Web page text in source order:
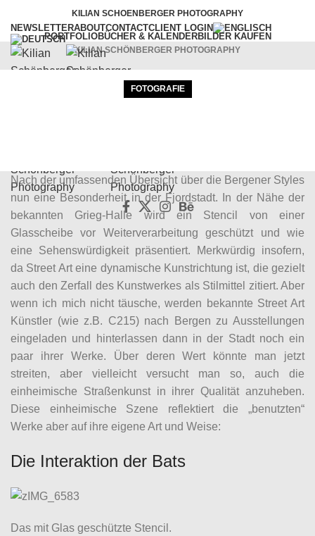
KILIAN SCHOENBERGER PHOTOGRAPHY
NEWSLETTERABOUTCONTACTCLIENT LOGIN
KILIAN SCHÖNBERGER PHOTOGRAPHY
PORTFOLIOBÜCHER & KALENDERBILDER KAUFEN
FOTOGRAFIE
Nach der umfassenden Übersicht über die Bergener Styles
nun eine Besonderheit in der Fjordstadt. In der Nähe der
bekannten Grieg-Halle wird ein Stencil von einer
Glasscheibe vor Weiterverarbeitung geschützt und wie
eine Sehenswürdigkeit präsentiert. Merkwürdig insofern,
da Street Art eine dynamische Kunstrichtung ist, die gezielt
auch den Zerfall des Kunstwerkes als Stilmittel zitiert. Aber
wenn ich mich nicht täusche, werden bekannte Street Art
Künstler (wie z.B. C215) nach Bergen zu Ausstellungen
eingeladen und hinterlassen dann in der Stadt noch ein
paar ihrer Werke. Über deren Wert könnte man jetzt
streiten, aber vielleicht versucht man so, auch die
einheimische Straßenkunst in ihrer Qualität anzuheben.
Diese einheimische Szene reflektiert die „benutzten“
Werke aber auf ihre eigene Art und Weise:
Die Interaktion der Bats
Das mit Glas geschützte Stencil.